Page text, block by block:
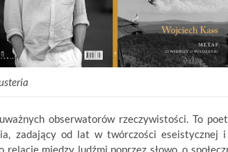
obserwatorów rzeczywistości. To
zadający od lat w twórczości eseistycznej
między ludźmi poprzez słowo, o